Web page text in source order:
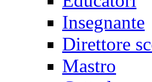
Insegnante
Direttore
Mastro